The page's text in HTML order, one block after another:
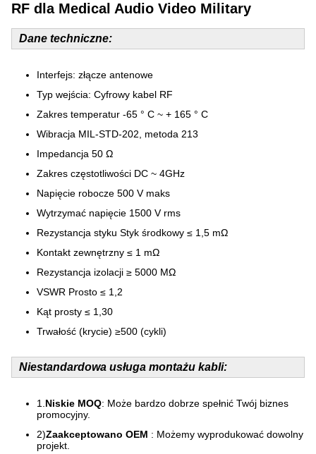
RF dla Medical Audio Video Military
Dane techniczne:
Interfejs: złącze antenowe
Typ wejścia: Cyfrowy kabel RF
Zakres temperatur -65 ° C ~ + 165 ° C
Wibracja MIL-STD-202, metoda 213
Impedancja 50 Ω
Zakres częstotliwości DC ~ 4GHz
Napięcie robocze 500 V maks
Wytrzymać napięcie 1500 V rms
Rezystancja styku Styk środkowy ≤ 1,5 mΩ
Kontakt zewnętrzny ≤ 1 mΩ
Rezystancja izolacji ≥ 5000 MΩ
VSWR Prosto ≤ 1,2
Kąt prosty ≤ 1,30
Trwałość (krycie) ≥500 (cykli)
Niestandardowa usługa montażu kabli:
1. Niskie MOQ: Może bardzo dobrze spełnić Twój biznes
promocyjny.
2)Zaakceptowano OEM : Możemy wyprodukować dowolny
projekt.